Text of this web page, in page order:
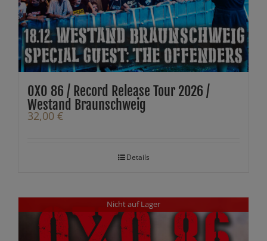
OXO 86 / Record Release Tour 2026 /
Westand Braunschweig
32,00 €
Details
Nicht auf Lager